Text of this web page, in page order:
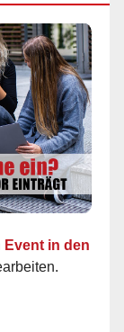
Event in den